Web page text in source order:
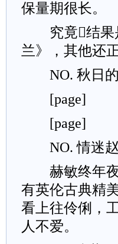
保量期很长。
究竟结果是
兰》，其他还
NO. 秋日的
[page]
[page]
NO. 情迷
赫敏终年夜
有英伦古典精
看上往伶俐，
人不爱。